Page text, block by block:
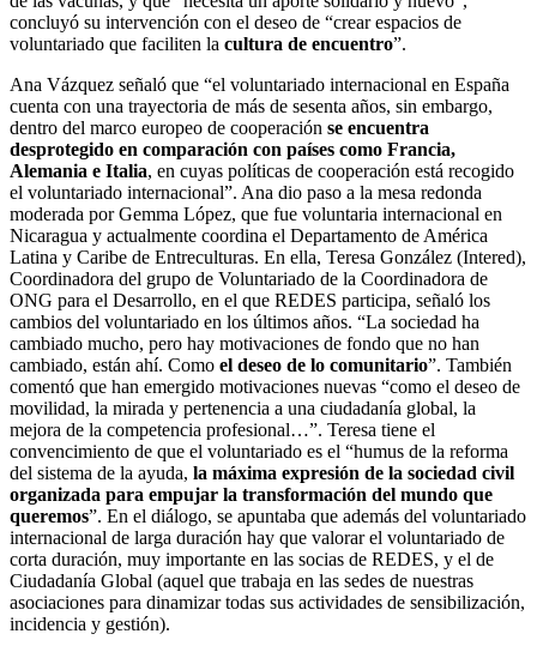
concluyó su intervención con el deseo de “crear espacios de
voluntariado que faciliten la cultura de encuentro”.
Ana Vázquez señaló que “el voluntariado internacional en España
cuenta con una trayectoria de más de sesenta años, sin embargo,
dentro del marco europeo de cooperación se encuentra
desprotegido en comparación con países como Francia,
Alemania e Italia, en cuyas políticas de cooperación está recogido
el voluntariado internacional”. Ana dio paso a la mesa redonda
moderada por Gemma López, que fue voluntaria internacional en
Nicaragua y actualmente coordina el Departamento de América
Latina y Caribe de Entreculturas. En ella, Teresa González (Intered),
Coordinadora del grupo de Voluntariado de la Coordinadora de
ONG para el Desarrollo, en el que REDES participa, señaló los
cambios del voluntariado en los últimos años. “La sociedad ha
cambiado mucho, pero hay motivaciones de fondo que no han
cambiado, están ahí. Como el deseo de lo comunitario”. También
comentó que han emergido motivaciones nuevas “como el deseo de
movilidad, la mirada y pertenencia a una ciudadanía global, la
mejora de la competencia profesional…”. Teresa tiene el
convencimiento de que el voluntariado es el “humus de la reforma
del sistema de la ayuda, la máxima expresión de la sociedad civil
organizada para empujar la transformación del mundo que
queremos”. En el diálogo, se apuntaba que además del voluntariado
internacional de larga duración hay que valorar el voluntariado de
corta duración, muy importante en las socias de REDES, y el de
Ciudadanía Global (aquel que trabaja en las sedes de nuestras
asociaciones para dinamizar todas sus actividades de sensibilización,
incidencia y gestión).